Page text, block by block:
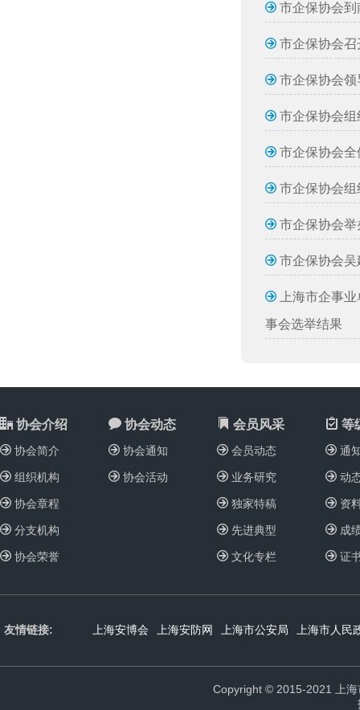
市企保协会
市企保协会
市企保协会
市企保协会
市企保协会全
市企保协会
市企保协会
市企保协会
上海市企事
事会选举结果
协会介绍
协会简介
组织机构
协会章程
分支机构
协会荣誉
协会动态
协会通知
协会活动
会员风采
会员动态
业务研究
独家特稿
先进典型
文化专栏
等
通
动
资
成
证
友情链接: 上海安博会 上海安防网 上海市公安局 上海市人民
Copyright © 2015-2021 上